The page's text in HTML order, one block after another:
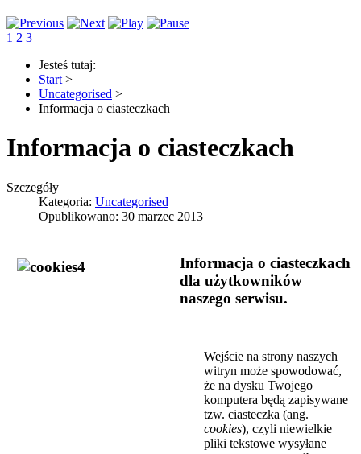
1 2 3
Jesteś tutaj:
Start >
Uncategorised >
Informacja o ciasteczkach
Informacja o ciasteczkach
Szczegóły
Kategoria: Uncategorised
Opublikowano: 30 marzec 2013
Informacja o ciasteczkach
dla użytkowników
naszego serwisu.
Wejście na strony naszych
witryn może spowodować,
że na dysku Twojego
komputera będą zapisywane
tzw. ciasteczka (ang.
cookies), czyli niewielkie
pliki tekstowe wysyłane